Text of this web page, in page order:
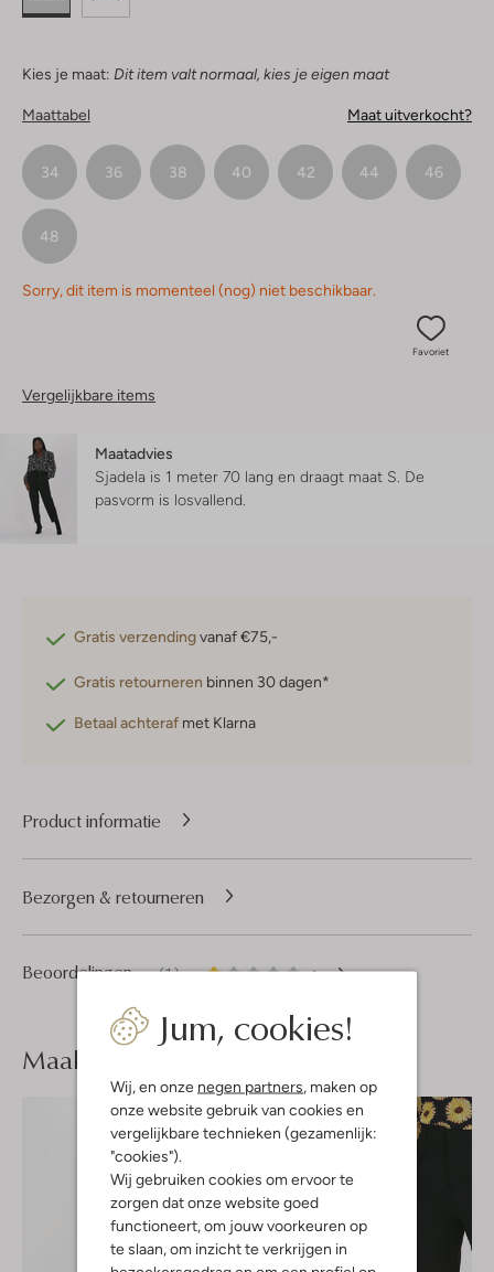
Jum, cookies!
Wij, en onze negen partners , maken op
onze website gebruik van cookies en
vergelijkbare technieken (gezamenlijk:
"cookies").
Wij gebruiken cookies om ervoor te
zorgen dat onze website goed
functioneert, om jouw voorkeuren op
te slaan, om inzicht te verkrijgen in
Kies je maat: Dit item valt normaal, kies je eigen maat
Maattabel Maat uitverkocht?
34 36 38 40 42 44 46
48
Sorry, dit item is momenteel (nog) niet beschikbaar.
Favoriet
Vergelijkbare items
Maatadvies
Sjadela is 1 meter 70 lang en draagt maat S. De
pasvorm is losvallend
Gratis verzendingvanaf €75,-
Gratis retourneren binnen 30 dagen*
Betaal achteraf met Klarna
Product informatie
Beoordelingen (1) 1/5
1
1
Bezorgen & retourneren
Maak je